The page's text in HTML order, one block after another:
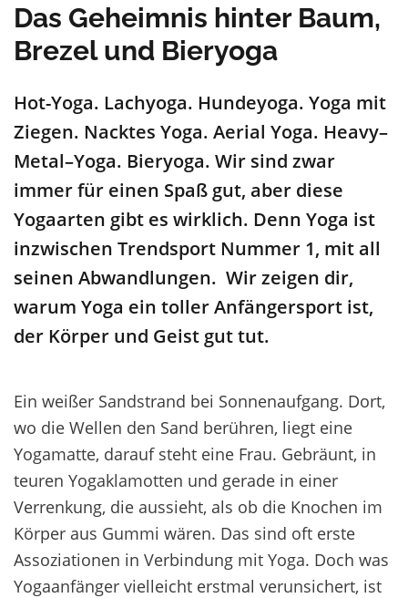
Das Geheimnis hinter Baum,
Brezel und Bieryoga
Hot-Yoga. Lachyoga. Hundeyoga. Yoga mit
Ziegen. Nacktes Yoga. Aerial Yoga. Heavy–
Metal–Yoga. Bieryoga. Wir sind zwar
immer für einen Spaß gut, aber diese
Yogaarten gibt es wirklich. Denn Yoga ist
inzwischen Trendsport Nummer 1, mit all
seinen Abwandlungen. Wir zeigen dir,
warum Yoga ein toller Anfängersport ist,
der Körper und Geist gut tut.
Ein weißer Sandstrand bei Sonnenaufgang. Dort,
wo die Wellen den Sand berühren, liegt eine
Yogamatte, darauf steht eine Frau. Gebräunt, in
teuren Yogaklamotten und gerade in einer
Verrenkung, die aussieht, als ob die Knochen im
Körper aus Gummi wären. Das sind oft erste
Assoziationen in Verbindung mit Yoga. Doch was
Yogaanfänger vielleicht erstmal verunsichert, ist